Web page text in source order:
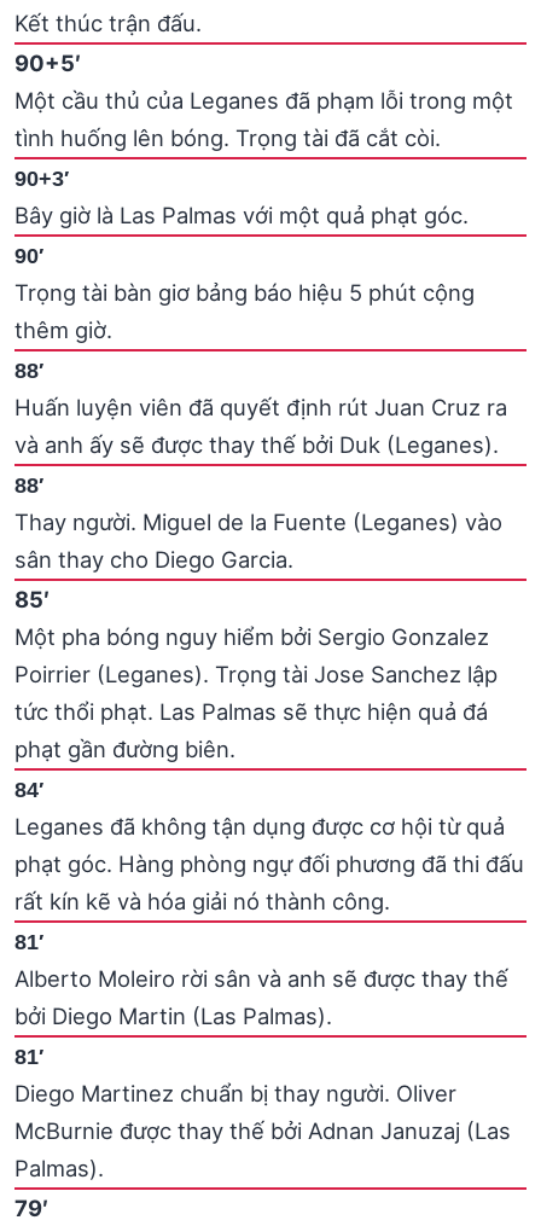
Kết thúc trận đấu.
90+5′
Một cầu thủ của Leganes đã phạm lỗi trong một
tình huống lên bóng. Trọng tài đã cắt còi.
90+3′
Bây giờ là Las Palmas với một quả phạt góc.
90′
Trọng tài bàn giơ bảng báo hiệu 5 phút cộng
thêm giờ.
88′
Huấn luyện viên đã quyết định rút Juan Cruz ra
và anh ấy sẽ được thay thế bởi Duk (Leganes).
88′
Thay người. Miguel de la Fuente (Leganes) vào
sân thay cho Diego Garcia.
85′
Một pha bóng nguy hiểm bởi Sergio Gonzalez
Poirrier (Leganes). Trọng tài Jose Sanchez lập
tức thổi phạt. Las Palmas sẽ thực hiện quả đá
phạt gần đường biên.
84′
Leganes đã không tận dụng được cơ hội từ quả
phạt góc. Hàng phòng ngự đối phương đã thi đấu
rất kín kẽ và hóa giải nó thành công.
81′
Alberto Moleiro rời sân và anh sẽ được thay thế
bởi Diego Martin (Las Palmas).
81′
Diego Martinez chuẩn bị thay người. Oliver
McBurnie được thay thế bởi Adnan Januzaj (Las
Palmas).
79′